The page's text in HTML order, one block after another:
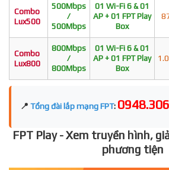
Combo
Lux500
500Mbps
/
500Mbps
01 Wi-Fi 6 & 01
AP + 01 FPT Play
Box
Combo
Lux800
800Mbps
/
800Mbps
01 Wi-Fi 6 & 01
AP + 01 FPT Play
Box
📍 Tổng đài lắp mạng FPT:
FPT Play - Xem truyền hình,
phương tiện